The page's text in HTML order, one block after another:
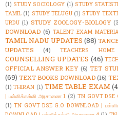
(1) STUDY SOCIOLOGY (1) STUDY
TAMIL (1) STUDY TELUGU (1) STUDY
URDU (1) STUDY ZOOLOGY-BIOLOGY
DOWNLOAD (6) TALENT EXAM
TAMIL NADU UPDATES (88)
UPDATES
(4) TEACHERS HOME
COUNSELLING UPDATES (46)
OFFICIAL ANSWER KEY (6) TET
(69) TEXT BOOKS DOWNLOAD (16)
(1) THIRAN (1) TIME TABLE EXAM
| பள்ளிக்கல்வி அரசாணை 1 (2) TN GOVT
(1) TN GOVT DSE G.O DOWNLOAD |